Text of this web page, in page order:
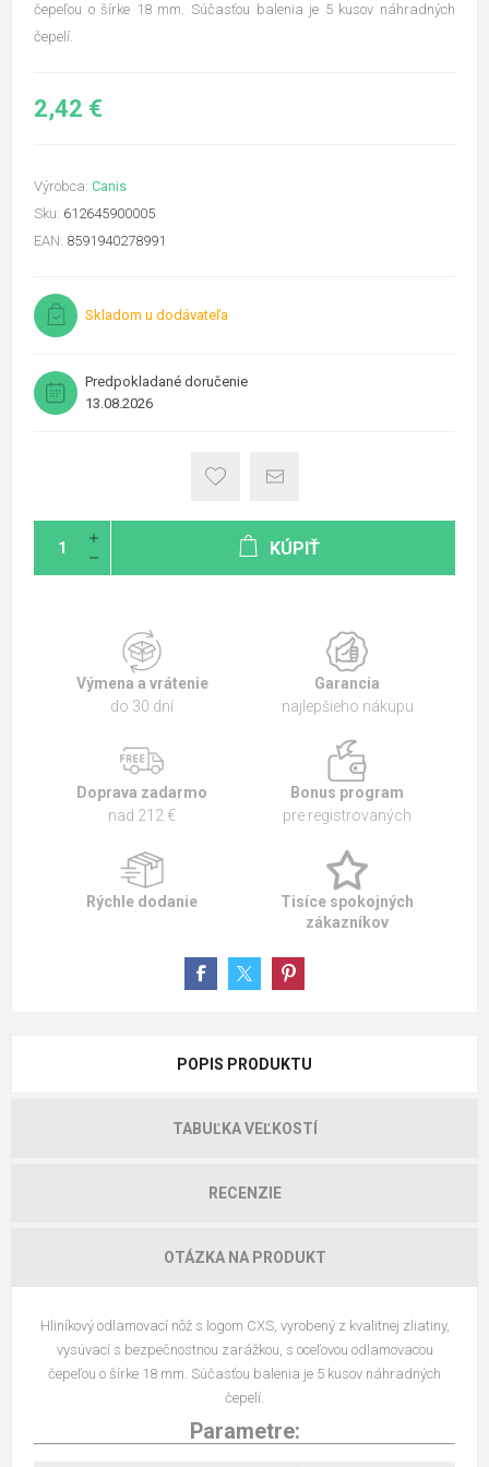
čepeľou o šírke 18 mm. Súčasťou balenia je 5 kusov náhradných
čepelí.
2,42 €
Výrobca: Canis
Sku: 612645900005
EAN: 8591940278991
Skladom u dodávateľa
Predpokladané doručenie
13.08.2026
KÚPIŤ
Výmena a vrátenie
do 30 dní
Garancia
najlepšieho nákupu
Doprava zadarmo
nad 212 €
Bonus program
pre registrovaných
Rýchle dodanie
Tisíce spokojných
zákazníkov
POPIS PRODUKTU
TABUĽKA VEĽKOSTÍ
RECENZIE
OTÁZKA NA PRODUKT
Hliníkový odlamovací nôž s logom CXS, vyrobený z kvalitnej zliatiny,
vysúvací s bezpečnostnou zarážkou, s oceľovou odlamovacou
čepeľou o šírke 18 mm. Súčasťou balenia je 5 kusov náhradných
čepelí.
Parametre: